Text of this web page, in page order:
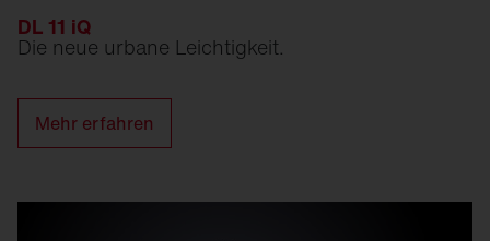
DL 11 iQ
Die neue urbane Leichtigkeit.
Mehr erfahren